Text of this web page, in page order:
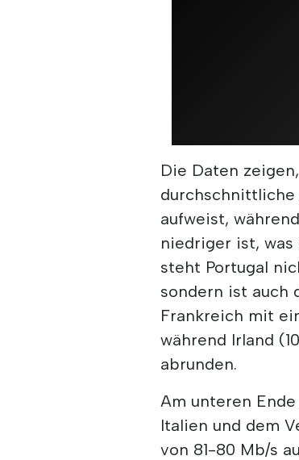
Die Daten
durchschnittliche
aufweist,
niedriger ist,
steht Portugal
sondern ist auch
Frankreich mit
während Irland
abrunden.
Am unteren
Italien und dem
von 81-80 Mb/s